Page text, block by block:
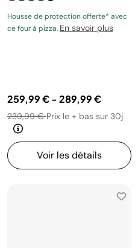
Housse de protection offerte* avec
ce four à pizza. En savoir plus
259,99 €-289,99 €
239,99 €Prix le + bas sur 30j
Voir les détails